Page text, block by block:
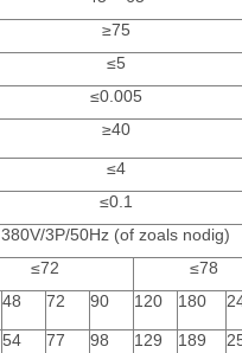
≥75
≤5
≤0.005
≥40
≤4
≤0.1
380V/3P/50Hz (of zoals nodig)
≤72
≤78
48 72 90 120 180
54 77 98 129 189